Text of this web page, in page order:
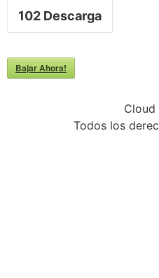
102 Descarga
Bajar Ahora!
Todos los